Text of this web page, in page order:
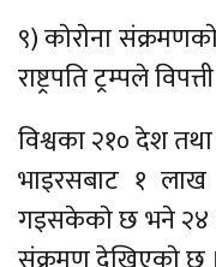
९) काेराेना
राष्ट्रपति ट्रम्पले
विश्वका २१० देश
भाइरसबाट १
गइसकेकाे छ भने २४